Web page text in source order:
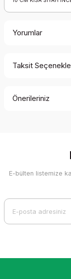
Yorumlar
Taksit
Önerileriniz
Görüş ve
Ürün resmi
E-bülten listemize